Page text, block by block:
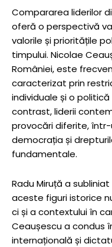
Compararea liderilor
oferă o perspectivă
valorile și prioritățile
timpului. Nicolae
României, este
caracterizat prin
individuale și o
contrast, liderii
provocări diferite,
democrația și
fundamentale.
Radu Miruță a
aceste figuri istorice
ci și a contextului în
Ceaușescu a condus
internațională și